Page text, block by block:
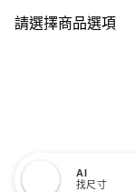
請選擇商品選項
AI
找尺寸